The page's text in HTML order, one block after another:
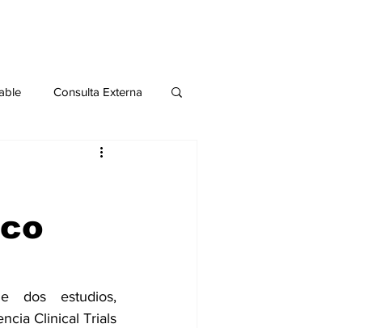
Consulta Externa
Publicaciones
dos estudios,
Clinical Trials